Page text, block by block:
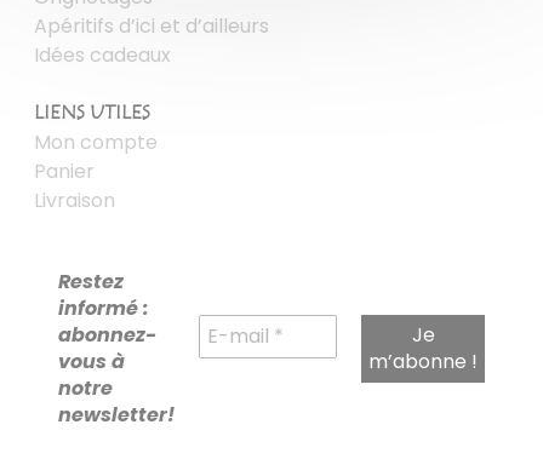
Apéritifs d’ici et d’ailleurs
Idées cadeaux
LIENS UTILES
Mon compte
Panier
Livraison
Restez
informé :
abonnez-
vous à
notre
newsletter!